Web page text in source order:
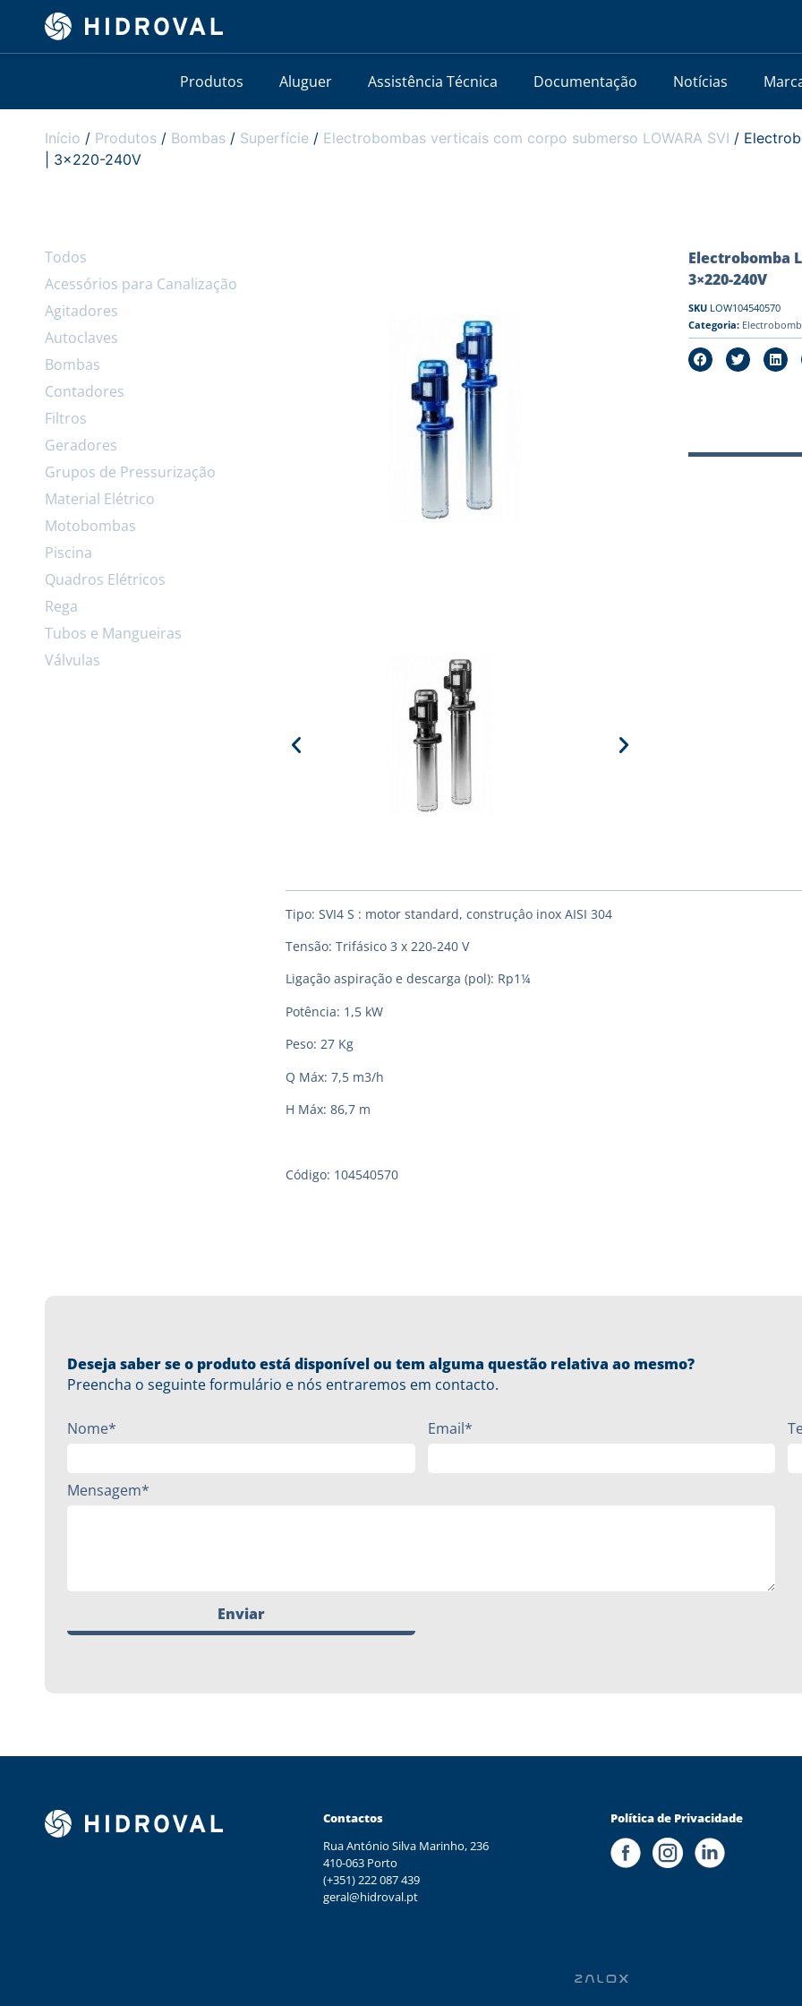
Produtos Aluguer Assistência Técnica Documentação Notícias
Início / Produtos / Bombas / Superfície / Electrobombas verticais com corpo submerso LOWARA SVI /
| 3×220-240V
Todos
Acessórios para Canalização
Agitadores
Autoclaves
Bombas
Contadores
Filtros
Geradores
Grupos de Pressurização
Material Elétrico
Motobombas
Piscina
Quadros Elétricos
Rega
Tubos e Mangueiras
Válvulas
Electrobomba
3×220-240V
SKU LOW104540570
Categoria:
Tipo: SVI4 S : motor standard, construçâo inox AISI 304
Tensão: Trifásico 3 x 220-240 V
Ligação aspiração e descarga (pol): Rp1¼
Potência: 1,5 kW
Peso: 27 Kg
Q Máx: 7,5 m3/h
H Máx: 86,7 m
Código: 104540570
Deseja saber se o produto está disponível ou tem alguma questão relativa ao mesmo?
Preencha o seguinte formulário e nós entraremos em contacto.
Nome* Email*
Mensagem*
Enviar
Contactos
Rua António Silva Marinho, 236
410-063 Porto
(+351) 222 087 439
geral@hidroval.pt
Política de Privacidade